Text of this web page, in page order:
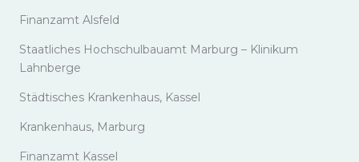
Finanzamt Alsfeld
Staatliches Hochschulbauamt Marburg – Klinikum
Lahnberge
Städtisches Krankenhaus, Kassel
Krankenhaus, Marburg
Finanzamt Kassel